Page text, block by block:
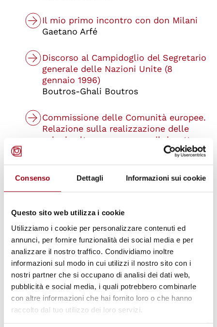
Consenso Dettagli Informazioni sui cookie
Questo sito web utilizza i cookie
Utilizziamo i cookie per personalizzare contenuti ed
annunci, per fornire funzionalità dei social media e per
analizzare il nostro traffico. Condividiamo inoltre
informazioni sul modo in cui utilizzi il nostro sito con i
nostri partner che si occupano di analisi dei dati web,
pubblicità e social media, i quali potrebbero combinarle
con altre informazioni che hai fornito loro o che hanno
raccolto dal tuo utilizzo dei loro servizi.
Il mio primo incontro con don Milani
Gaetano Arfé
Discorso al Campidoglio del Segretario
generale delle Nazioni Unite (8
gennaio 1996)
Boutros-Ghali Boutros
Commissione delle Comunità europee.
Relazione sulla realizzazione delle
azioni volte a promuovere il rispetto
Documentazione
cooperazione economica
Boutros-Ghali Boutros
Revisione generale degli accordi sullo
status consultivo delle Organizzazioni
nongovernative presso le Nazioni unite
Documentazione